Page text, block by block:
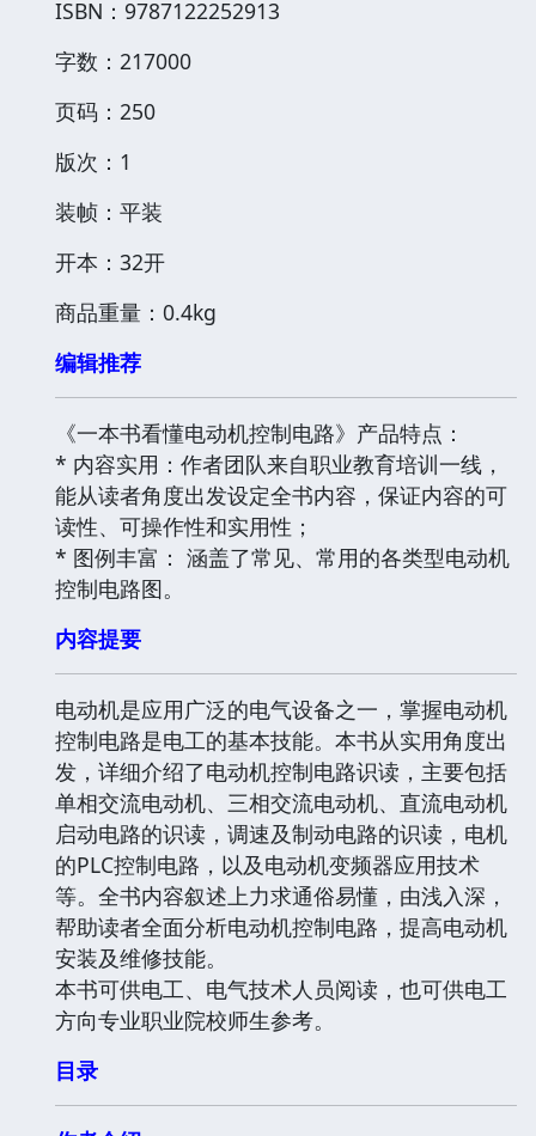
ISBN：9787122252913
字数：217000
页码：250
版次：1
装帧：平装
开本：32开
商品重量：0.4kg
编辑推荐
《一本书看懂电动机控制电路》产品特点：
* 内容实用：作者团队来自职业教育培训一线，
能从读者角度出发设定全书内容，保证内容的可
读性、可操作性和实用性；
* 图例丰富： 涵盖了常见、常用的各类型电动机
控制电路图。
内容提要
电动机是应用广泛的电气设备之一，掌握电动机
控制电路是电工的基本技能。本书从实用角度出
发，详细介绍了电动机控制电路识读，主要包括
单相交流电动机、三相交流电动机、直流电动机
启动电路的识读，调速及制动电路的识读，电机
的PLC控制电路，以及电动机变频器应用技术
等。全书内容叙述上力求通俗易懂，由浅入深，
帮助读者全面分析电动机控制电路，提高电动机
安装及维修技能。
本书可供电工、电气技术人员阅读，也可供电工
方向专业职业院校师生参考。
目录